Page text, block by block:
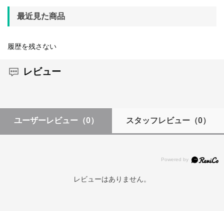
最近見た商品
履歴を残さない
レビュー
ユーザーレビュー （0） スタッフレビュー（0）
レビューはありません。